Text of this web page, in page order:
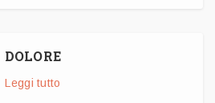
DOLORE
Leggi tutto